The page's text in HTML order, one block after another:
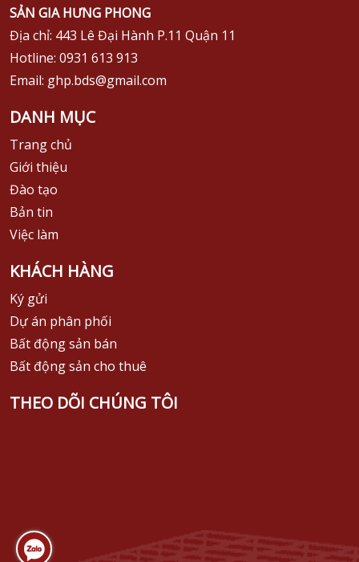
SẢN GIA HƯNG PHONG
Địa chỉ: 443 Lê Đại Hành P.11 Quận 11
Hotline: 0931 613 913
Email: ghp.bds@gmail.com
DANH MỤC
Trang chủ
Giới thiệu
Đào tạo
Bản tin
Việc làm
KHÁCH HÀNG
Ký gửi
Dự án phân phối
Bất động sản bán
Bất động sản cho thuê
THEO DÕI CHÚNG TÔI